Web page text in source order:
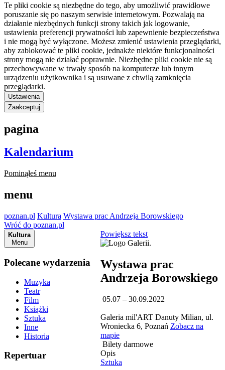
Te pliki cookie są niezbędne do tego, aby umożliwić prawidłowe
poruszanie się po naszym serwisie internetowym. Pozwalają na
działanie niezbędnych funkcji strony takich jak logowanie,
ustawienia preferencji prywatności lub zapewnienie bezpieczeństwa
i nie mogą być wyłączone. Możesz zmienić ustawienia przeglądarki,
aby zablokować te pliki cookie, jednakże niektóre funkcjonalności
strony mogą nie działać poprawnie. Niezbędne pliki cookie nie są
przechowywane w trwały sposób na komputerze lub innym
urządzeniu użytkownika i są usuwane z chwilą zamknięcia
przeglądarki.
Ustawienia
Zaakceptuj
pagina
Kalendarium
Pominąłeś menu
menu
poznan.pl Kultura Wystawa prac Andrzeja Borowskiego
Wróć do poznan.pl
Kultura
Menu
Polecane wydarzenia
Muzyka
Teatr
Film
Książki
Sztuka
Inne
Historia
Repertuar
Powiększ tekst
Wystawa prac
Andrzeja Borowskiego
05.07 – 30.09.2022
Galeria mil'ART Danuty Milian, ul.
Wroniecka 6, Poznań Zobacz na
mapie
Bilety darmowe
Opis
Sztuka